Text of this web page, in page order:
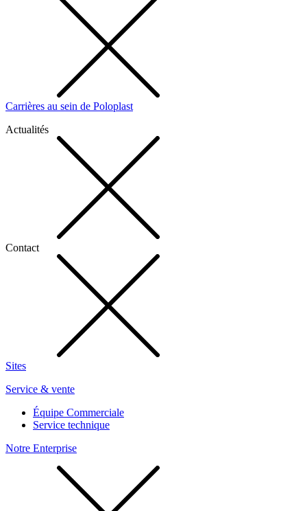
Carrières au sein de Poloplast
Actualités
Contact
Sites
Service & vente
Équipe Commerciale
Service technique
Notre Enterprise